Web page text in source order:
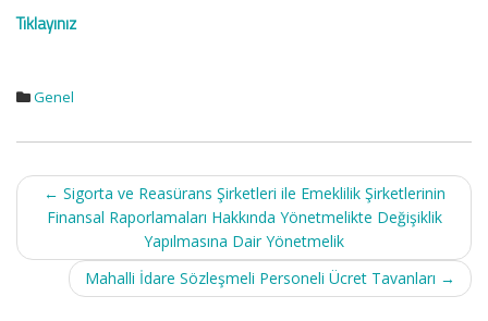
Tıklayınız
Genel
Post
navigation
← Sigorta ve Reasürans Şirketleri ile Emeklilik Şirketlerinin
Finansal Raporlamaları Hakkında Yönetmelikte Değişiklik
Yapılmasına Dair Yönetmelik
Mahalli İdare Sözleşmeli Personeli Ücret Tavanları →